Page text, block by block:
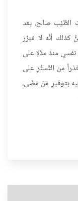
الطَّيِّب صالح، بعد
كذلك أنَّه لا مُبَرِّرَ
نفسي منذ مدَّةٍ على
من التَّستُّرِ على
بتوقيرِ مَنْ مَضَى،